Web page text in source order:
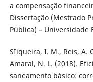
a compensação
Dissertação (Mestrado
Pública) – Universidade
SIiqueira, I. M., Reis, A.
Amaral, N. L. (2018).
saneamento básico: